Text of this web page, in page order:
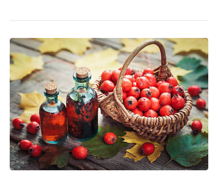
gyógymódjai
–
1.
rész